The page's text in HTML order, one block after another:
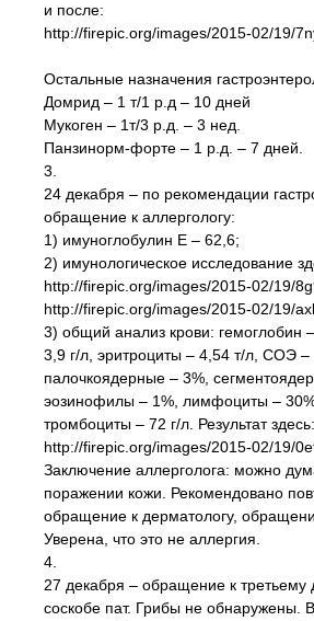
и после:
http://firepic.org/images/2015-02/19/
Остальные назначения
Домрид – 1 т/1 р.д – 10 дней
Мукоген – 1т/3 р.д. – 3 нед.
Панзинорм-форте – 1 р.д. – 7 дней.
3.
24 декабря – по рекомендации
обращение к аллергологу:
1) имуноглобулин Е – 62,6;
2) имунологическое исследование
http://firepic.org/images/2015-02/19/
http://firepic.org/images/2015-02/19/
3) общий анализ крови: гемоглобин
3,9 г/л, эритроциты – 4,54 т/л, СОЭ –
палочкоядерные – 3%,
эозинофилы – 1%, лимфоциты –
тромбоциты – 72 г/л. Результат здесь:
http://firepic.org/images/2015-02/19/
Заключение аллерголога: можно
поражении кожи. Рекомендовано
обращение к дерматологу,
Уверена, что это не аллергия.
4.
27 декабря – обращение к третьему
соскобе пат. Грибы не обнаружены.